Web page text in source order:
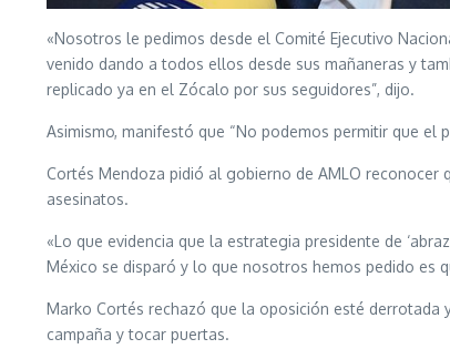
«Nosotros le pedimos desde el Comité Ejecutivo
venido dando a todos ellos desde sus mañaneras y
replicado ya en el Zócalo por sus seguidores”, dijo.
Asimismo, manifestó que “No podemos permitir que
Cortés Mendoza pidió al gobierno de AMLO
asesinatos.
«Lo que evidencia que la estrategia presidente de
México se disparó y lo que nosotros hemos pedido es
Marko Cortés rechazó que la oposición esté derrotada
campaña y tocar puertas.